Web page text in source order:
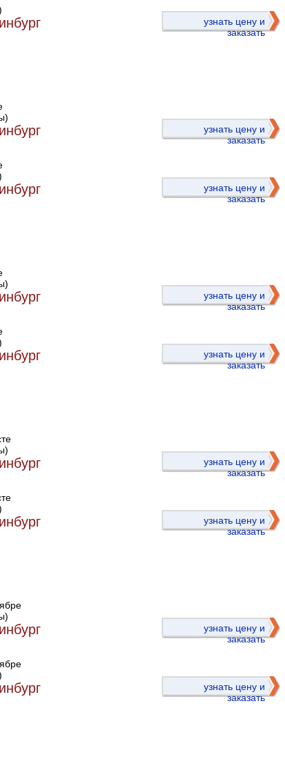
узнать цену и
заказать
узнать цену и
заказать
узнать цену и
заказать
узнать цену и
заказать
узнать цену и
заказать
узнать цену и
заказать
узнать цену и
заказать
узнать цену и
заказать
узнать цену и
заказать